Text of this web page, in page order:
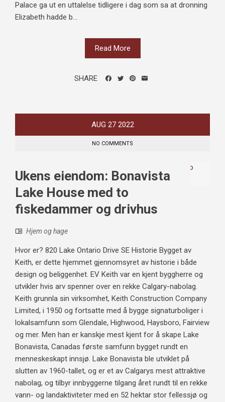
Palace ga ut en uttalelse tidligere i dag som sa at dronning
Elizabeth hadde b...
Read More
SHARE
AUG 27 2022
NO COMMENTS
Ukens eiendom: Bonavista
Lake House med to
fiskedammer og drivhus
Hjem og hage
Hvor er? 820 Lake Ontario Drive SE Historie Bygget av
Keith, er dette hjemmet gjennomsyret av historie i både
design og beliggenhet. EV Keith var en kjent byggherre og
utvikler hvis arv spenner over en rekke Calgary-nabolag.
Keith grunnla sin virksomhet, Keith Construction Company
Limited, i 1950 og fortsatte med å bygge signaturboliger i
lokalsamfunn som Glendale, Highwood, Haysboro, Fairview
og mer. Men han er kanskje mest kjent for å skape Lake
Bonavista, Canadas første samfunn bygget rundt en
menneskeskapt innsjø. Lake Bonavista ble utviklet på
slutten av 1960-tallet, og er et av Calgarys mest attraktive
nabolag, og tilbyr innbyggerne tilgang året rundt til en rekke
vann- og landaktiviteter med en 52 hektar stor fellessjø og